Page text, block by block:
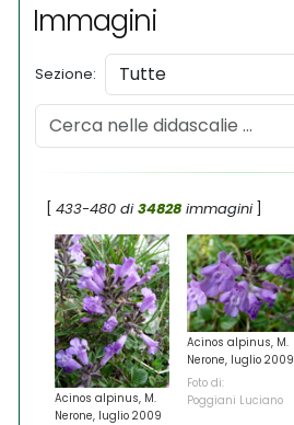
Immagini
Sezione:
[ 433-480 di34828 immagini]
Acinos alpinus, M.
Nerone, luglio 2009
Acinos alpinus, M.
Nerone, luglio 2009
Foto di:
Poggiani Luciano